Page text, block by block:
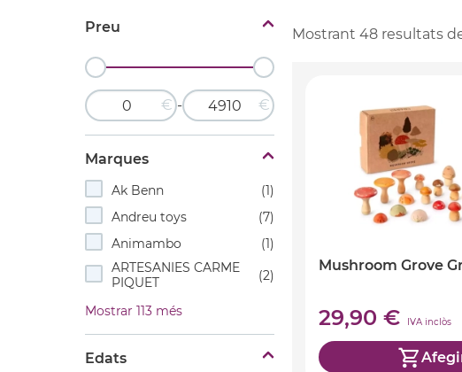
Preu
€ €
Marques
Ak Benn
(1)
Andreu toys
(7)
Animambo
(1)
ARTESANIES CARME
PIQUET
(2)
Mostrar 113 més
Edats
Mostrant48 resultats
Mushroom Grove
29,90 € IVA inclòs